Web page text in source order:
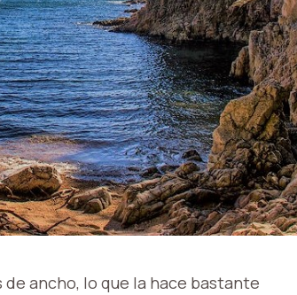
ancho, lo que la hace bastante